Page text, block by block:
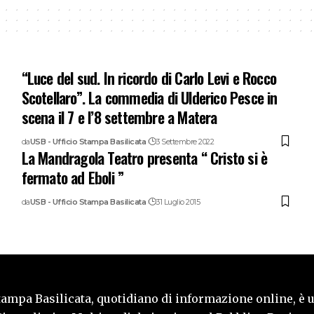
“Luce del sud. In ricordo di Carlo Levi e Rocco
Scotellaro”. La commedia di Ulderico Pesce in
scena il 7 e l’8 settembre a Matera
daUSB - Ufficio Stampa Basilicata 3 Settembre 2022
La Mandragola Teatro presenta “ Cristo si è
fermato ad Eboli ”
daUSB - Ufficio Stampa Basilicata 31 Luglio 2015
Basilicata, quotidiano di informazione online, è